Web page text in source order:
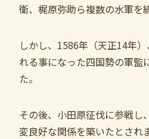
衛、梶原弥助ら複数の水軍を
しかし、1586年（天正14年
れる事になった四国勢の軍監
た。
その後、小田原征伐に参戦し
変良好な関係を築いたとされ